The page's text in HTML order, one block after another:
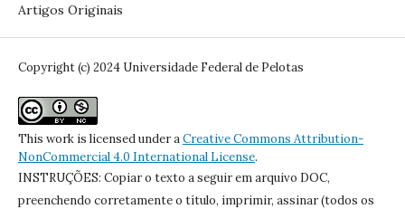
Artigos Originais
Copyright (c) 2024 Universidade Federal de Pelotas
This work is licensed under aCreative Commons Attribution-
NonCommercial 4.0 International License.
INSTRUÇÕES: Copiar o texto a seguir em arquivo DOC,
preenchendo corretamente o título, imprimir, assinar (todos os